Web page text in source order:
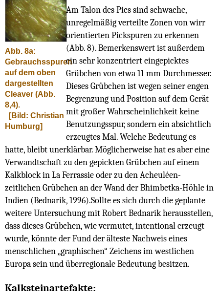
Abb. 8a:
Gebrauchsspuren
auf dem oben
dargestellten
Cleaver (Abb.
8,4).
[Bild: Christian
Humburg]
Am Talon des Pics sind schwache,
unregelmäßig verteilte Zonen von wirr
orientierten Pickspuren zu erkennen
(Abb. 8). Bemerkenswert ist außerdem
ein sehr konzentriert eingepicktes
Grübchen von etwa 11 mm Durchmesser.
Dieses Grübchen ist wegen seiner engen
Begrenzung und Position auf dem Gerät
mit großer Wahrscheinlichkeit keine
Benutzungsspur, sondern ein absichtlich
erzeugtes Mal. Welche Bedeutung es
hatte, bleibt unerklärbar. Möglicherweise hat es aber eine
Verwandtschaft zu den gepickten Grübchen auf einem
Kalkblock in La Ferrassie oder zu den Acheuléen-
zeitlichen Grübchen an der Wand der Bhimbetka-Höhle in
Indien (Bednarik, 1996).Sollte es sich durch die geplante
weitere Untersuchung mit Robert Bednarik herausstellen,
dass dieses Grübchen, wie vermutet, intentional erzeugt
wurde, könnte der Fund der älteste Nachweis eines
menschlichen „graphischen“ Zeichens im westlichen
Europa sein und überregionale Bedeutung besitzen.
Kalksteinartefakte: